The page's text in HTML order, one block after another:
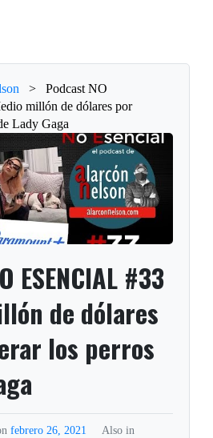
>
Podcast NO
millón de dólares por
Lady Gaga
ESENCIAL #33
de dólares
los perros
febrero 26, 2021
Also in